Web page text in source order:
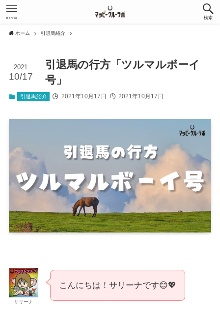
検索
menu
ホーム 引退馬紹介
引退馬の行方「ツルマルボーイ
号」
2021
10/17
引退馬紹介 2021年10月17日 2021年10月17日
サリーナ
こんにちは！サリーナです😊💖